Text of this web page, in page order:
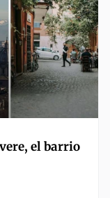
el barrio